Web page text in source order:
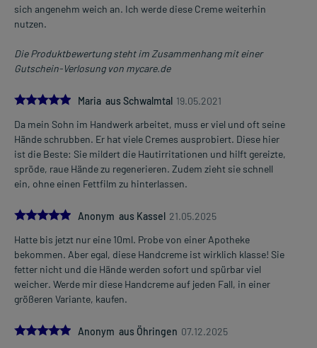
sich angenehm weich an. Ich werde diese Creme weiterhin
nutzen.
Die Produktbewertung steht im Zusammenhang mit einer
Gutschein-Verlosung von mycare.de
5.0
Maria aus Schwalmtal 19.05.2021
Da mein Sohn im Handwerk arbeitet, muss er viel und oft seine
Hände schrubben. Er hat viele Cremes ausprobiert. Diese hier
ist die Beste: Sie mildert die Hautirritationen und hilft gereizte,
spröde, raue Hände zu regenerieren. Zudem zieht sie schnell
ein, ohne einen Fettfilm zu hinterlassen.
5.0Anonym aus Kassel 21.05.2025
Hatte bis jetzt nur eine 10ml. Probe von einer Apotheke
bekommen. Aber egal, diese Handcreme ist wirklich klasse! Sie
fetter nicht und die Hände werden sofort und spürbar viel
weicher. Werde mir diese Handcreme auf jeden Fall, in einer
größeren Variante, kaufen.
5.0Anonym aus Öhringen 07.12.2025